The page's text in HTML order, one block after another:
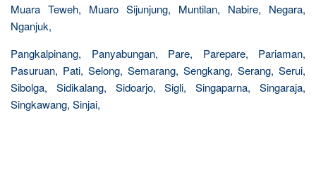
Muara Teweh, Muaro Sijunjung, Muntilan, Nabire, Negara,
Nganjuk,
Pangkalpinang, Panyabungan, Pare, Parepare, Pariaman,
Pasuruan, Pati, Selong, Semarang, Sengkang, Serang, Serui,
Sibolga, Sidikalang, Sidoarjo, Sigli, Singaparna, Singaraja,
Singkawang, Sinjai,